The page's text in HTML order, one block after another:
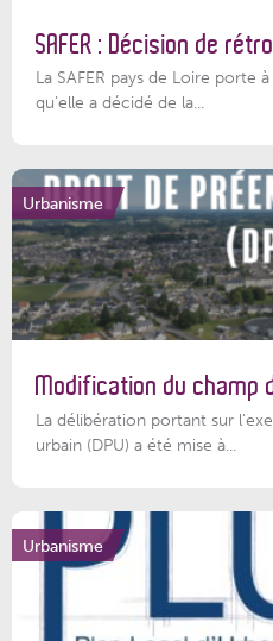
SAFER : Décision de
La SAFER pays de Loire porte
qu’elle a décidé de la...
Urbanisme
Modification du champ
La délibération portant sur
urbain (DPU) a été mise à...
Urbanisme